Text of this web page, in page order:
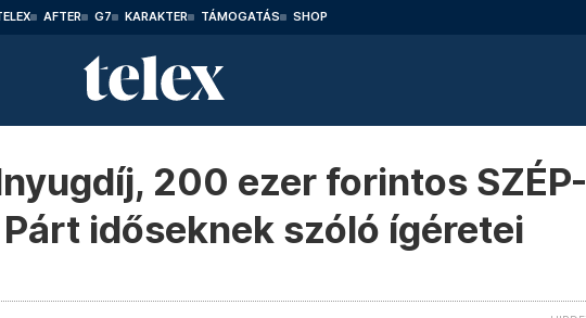
AFTER G7 KARAKTER TÁMOGATÁS SHOP
200 ezer forintos SZÉP-
időseknek szóló ígéretei